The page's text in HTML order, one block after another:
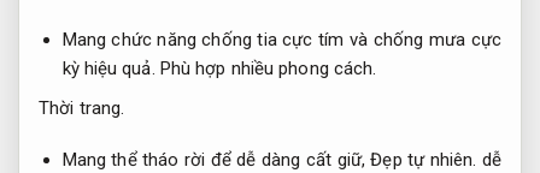
Mang chức năng chống tia cực tím và chống mưa cực
kỳ hiệu quả. Phù hợp nhiều phong cách.
Thời trang.
Mang thể tháo rời để dễ dàng cất giữ,Đẹp tự nhiên. dễ